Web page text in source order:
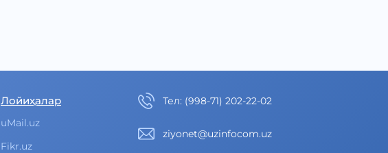
Лойиҳалар
uMail.uz
Fikr.uz
Тел: (998-71) 202-22-02
ziyonet@uzinfocom.uz